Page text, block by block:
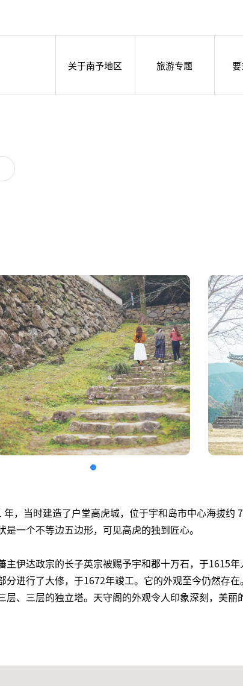
关于南予地区 旅游专题
，当时建造了户堂高虎城，位于宇和岛市中心海拔约
一个不等边五边形，可见高虎的独到匠心。
主伊达政宗的长子英宗被赐予宇和郡十万石，于1615
进行了大修，于1672年竣工。它的外观至今仍然存在。
层、三层的独立塔。天守阁的外观令人印象深刻，美丽